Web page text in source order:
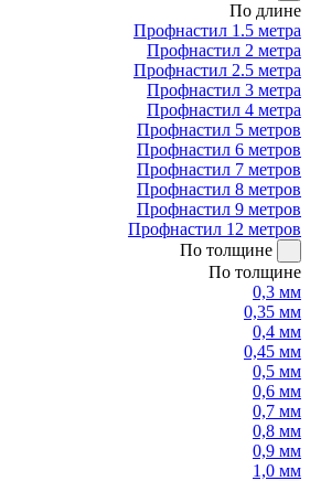
По длине
Профнастил 1.5 метра
Профнастил 2 метра
Профнастил 2.5 метра
Профнастил 3 метра
Профнастил 4 метра
Профнастил 5 метров
Профнастил 6 метров
Профнастил 7 метров
Профнастил 8 метров
Профнастил 9 метров
Профнастил 12 метров
По толщине
По толщине
0,3 мм
0,35 мм
0,4 мм
0,45 мм
0,5 мм
0,6 мм
0,7 мм
0,8 мм
0,9 мм
1,0 мм